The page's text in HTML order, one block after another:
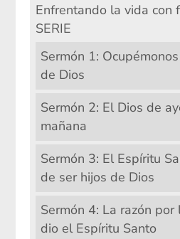
Enfrentando la vida con
SERIE
Sermón 1:
de Dios
Sermón 2: El Dios de
mañana
Sermón 3: El Espíritu
de ser hijos de Dios
Sermón 4: La razón por
dio el Espíritu Santo